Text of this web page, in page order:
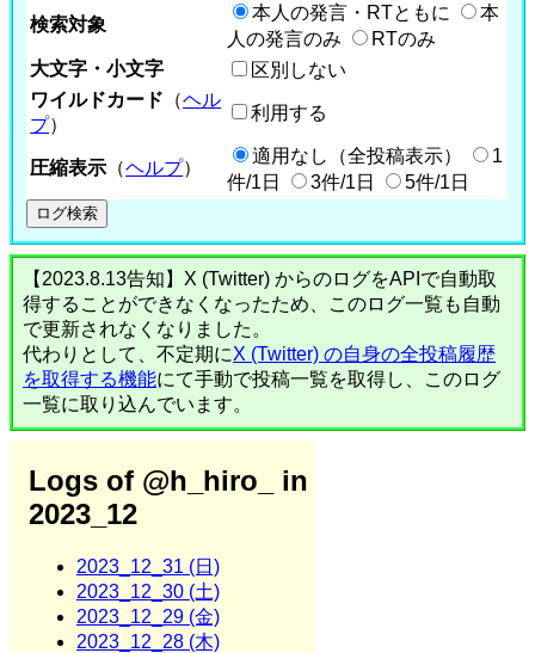
検索対象
本人の発言・RTともに
本
人の発言のみ
RTのみ
大文字・小文字
区別しない
ワイルドカード （ヘル
プ）
利用する
圧縮表示 （ヘルプ）
適用なし（全投稿表示）
1
件/1日
3件/1日 5件/1日
【2023.8.13告知】X (Twitter) からのログをAPIで自動取
得することができなくなったため、このログ一覧も自動
で更新されなくなりました。
代わりとして、不定期にX (Twitter) の自身の全投稿履歴
を取得する機能にて手動で投稿一覧を取得し、このログ
一覧に取り込んでいます。
Logs of @h_hiro_ in
2023_12
2023_12_31 (日)
2023_12_30 (土)
2023_12_29 (金)
2023_12_28 (木)